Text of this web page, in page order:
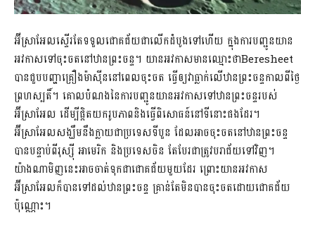
​អ៊ីស្រាអែល​ស្ទើរតែ​ទទួលជោគជ័យ​ជា​លើកដំបូង​ទៅហើយ ក្នុង​ការបញ្ជូន​យាន
អវកាស​ទៅ​ចុះចត​នៅ​ឋាន​ព្រះ​ចន្ទ​។ យានអវកាស​មាន​ឈ្មោះថា​Beresheet
បាន​ជួប​បញ្ហា​គ្រឿង​ម៉ាស៊ីន​នៅពេល​ចុះចត ធ្វើឲ្យ​វា​ធ្លាក់​លើឋាន​ព្រះចន្ទ​កាលពី​ថ្ងៃ​
ព្រហស្បតិ៍​។ គោលបំណង​នៃ​ការបញ្ជូន​យានអវកាស​ទៅ​ឋាន​ព្រះ​ចន្ទ​របស់​
អ៊ីស្រាអែល ដើម្បី​ផ្ដិត​យក​រូបភាព​និង​ធ្វើ​ពិសោធន៍​នៅ​ទីនោះ​ផងដែរ​។
អ៊ីស្រាអែល​សង្ឃឹម​នឹង​ក្លាយជា​ប្រទេស​ទី​បួន ដែល​អាច​ចុះចត​នៅ​ឋាន​ព្រះ​ចន្ទ​
បាន​បន្ទាប់ពី​រុស្ស៊ី អាមេរិក និង​ប្រទេស​ចិន តែ​បែរជា​ត្រូវ​បរាជ័យ​ទៅវិញ​។
យ៉ាងណាមិញ​នេះ​អាច​ចាត់ទុកជា​ជោគជ័យ​មួយ​ដែរ ព្រោះ​យានអវកាស​
អ៊ីស្រាអែល​ក៏បាន​ទៅដល់​ឋាន​ព្រះ​ចន្ទ គ្រាន់តែ​មិនបាន​ចុះចត​ដោយ​ជោគជ័យ​
ប៉ុណ្ណោះ​។​